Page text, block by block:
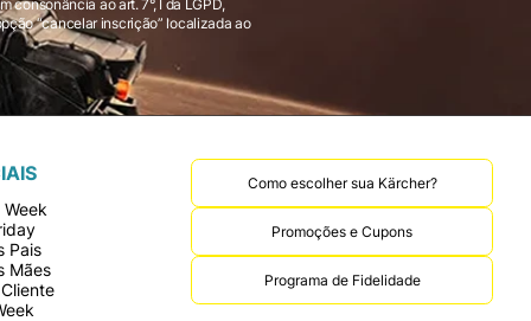
ao art. 7°, I da LGPD,
Pais
Mães
Como escolher sua Kärcher?
Promoções e Cupons
Programa de Fidelidade